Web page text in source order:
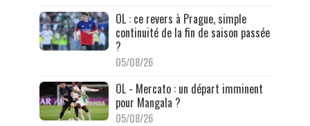
OL : ce revers à Prague, simple
continuité de la fin de saison passée
?
05/08/26
OL - Mercato : un départ imminent
pour Mangala ?
05/08/26